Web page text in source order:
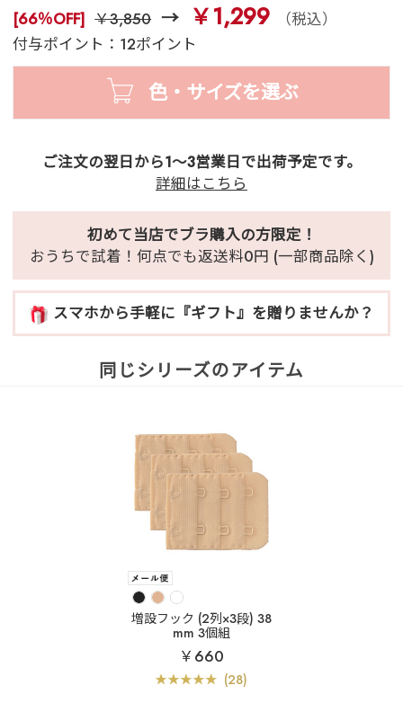
[66％OFF] ￥3,850 ￥1,299
（税込）
付与ポイント：12ポイント
色・サイズを選ぶ
ご注文の翌日から1～3営業日で出荷予定です。
詳細はこちら
初めて当店でブラ購入の方限定！
おうちで試着！何点でも返送料0円 (一部商品除く)
スマホから手軽に『ギフト』を贈りませんか？
同じシリーズのアイテム
増設フック (2列×3段) 38
mm 3個組
￥660
(28)